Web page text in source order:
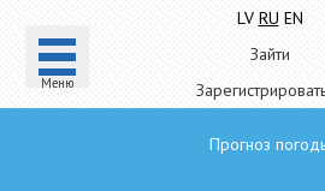
Mеню
LV RU EN
Зайти
Прогноз